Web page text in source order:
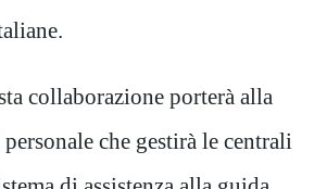
collaborazione porterà alla
che gestirà le centrali